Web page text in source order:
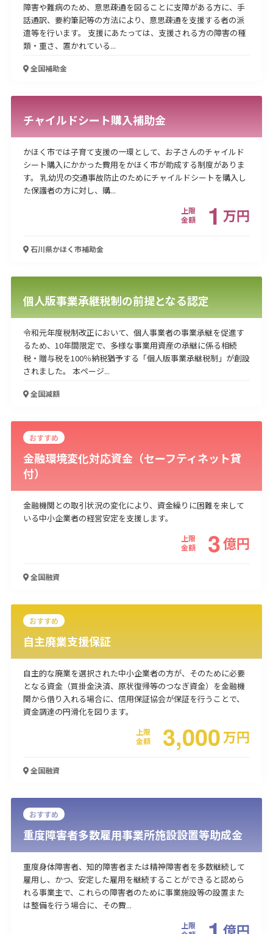
障害や難病のため、意思疎通を図ることに支障がある方に、手
話通訳、要約筆記等の方法により、意思疎通を支援する者の派
遣等を行います。 支援にあたっては、支援される方の障害の種
類・重さ、置かれている...
全国補助金
チャイルドシート購入補助金
かほく市では子育て支援の一環として、お子さんのチャイルド
シート購入にかかった費用をかほく市が助成する制度がありま
す。 乳幼児の交通事故防止のためにチャイルドシートを購入し
た保護者の方に対し、購...
上限
金額
1 万円
石川県かほく市補助金
個人版事業承継税制の前提となる認定
令和元年度税制改正において、個人事業者の事業承継を促進す
るため、10年間限定で、多様な事業用資産の承継に係る相続
税・贈与税を100％納税猶予する「個人版事業承継税制」が創設
されました。 本ページ...
全国減額
おすすめ
金融環境変化対応資金（セーフティネット貸
付）
金融機関との取引状況の変化により、資金繰りに困難を来して
いる中小企業者の経営安定を支援します。
上限
金額
3億円
全国融資
おすすめ
自主廃業支援保証
自主的な廃業を選択された中小企業者の方が、そのために必要
となる資金（買掛金決済、原状復帰等のつなぎ資金）を金融機
関から借り入れる場合に、信用保証協会が保証を行うことで、
資金調達の円滑化を図ります。
上限
金額
3,000万円
全国融資
おすすめ
重度障害者多数雇用事業所施設設置等助成金
重度身体障害者、知的障害者または精神障害者を多数継続して
雇用し、かつ、安定した雇用を継続することができると認めら
れる事業主で、これらの障害者のために事業施設等の設置また
は整備を行う場合に、その費...
上限
億円